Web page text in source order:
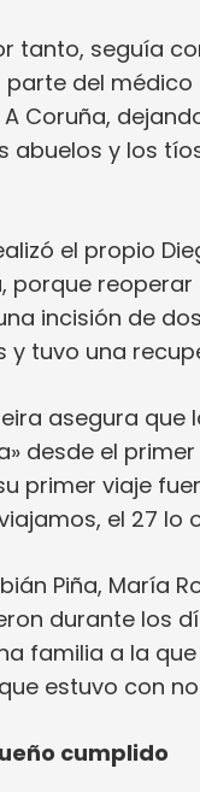
tanto, seguía
del
Coruña,
abuelos y los
el propio
porque
incisión de
y tuvo una
asegura que
desde el
primer viaje
el 27
Piña, María
durante los
familia a la
estuvo con
cumplido